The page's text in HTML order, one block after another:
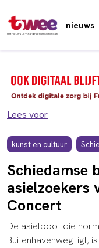
Het nieuws uit Vlaardingen en Schiedam
nieuws
Lees voor
kunst en cultuur
Schiedamse
asielzoekers
Concert
De asielboot die
Buitenhavenweg ligt,